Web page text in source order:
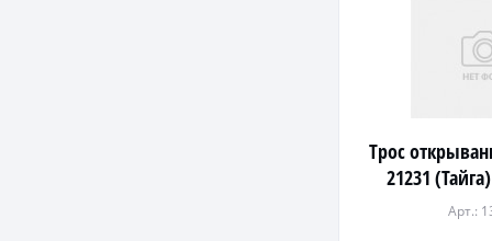
Трос
21231
Арт.: